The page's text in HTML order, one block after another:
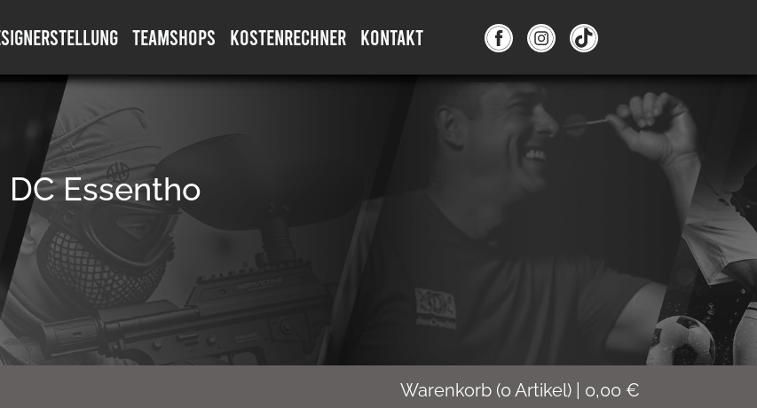
TEAMSHOPS KOSTENRECHNER KONTAKT
DC Essentho
Warenkorb (0 Artikel) 0,00 €